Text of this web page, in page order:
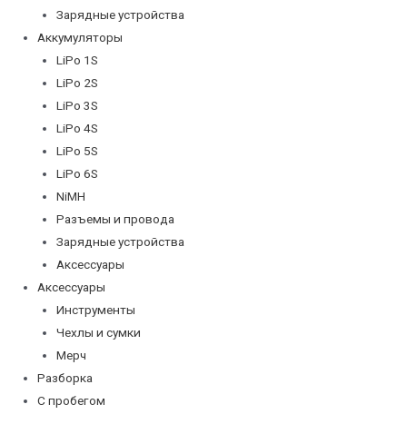
Зарядные устройства
Аккумуляторы
LiPo 1S
LiPo 2S
LiPo 3S
LiPo 4S
LiPo 5S
LiPo 6S
NiMH
Разъемы и провода
Зарядные устройства
Аксессуары
Аксессуары
Инструменты
Чехлы и сумки
Мерч
Разборка
С пробегом